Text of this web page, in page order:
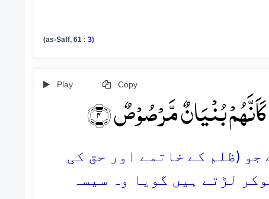
(as-Saff, 61 : 3)
Play Copy
بُنۡیَانٌ مَّرۡصُوۡصٌ ﴿۴﴾
جو (ظلم کے خاتمے اور حق کی
لڑتے ہیں گویا وہ سیسہ